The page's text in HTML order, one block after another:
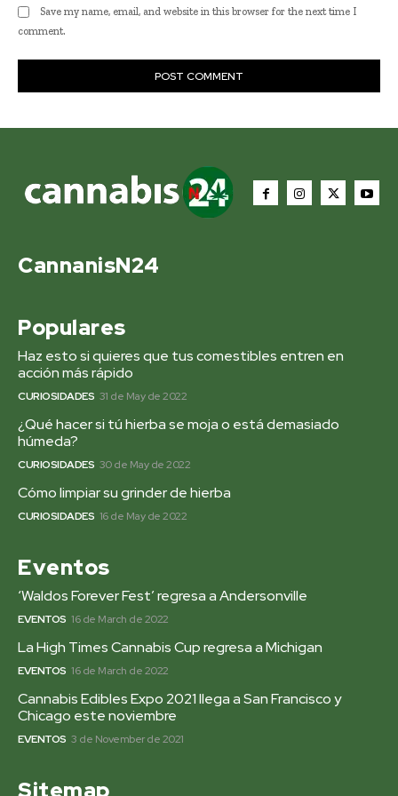
Save my name, email, and website in this browser for the next time I
comment.
CannanisN24
Populares
Haz esto si quieres que tus comestibles entren en
acción más rápido
CURIOSIDADES 31 de May de 2022
¿Qué hacer si tú hierba se moja o está demasiado
húmeda?
CURIOSIDADES 30 de May de 2022
Cómo limpiar su grinder de hierba
CURIOSIDADES 16 de May de 2022
Eventos
‘Waldos Forever Fest’ regresa a Andersonville
EVENTOS 16 de March de 2022
La High Times Cannabis Cup regresa a Michigan
EVENTOS 16 de March de 2022
Cannabis Edibles Expo 2021 llega a San Francisco y
Chicago este noviembre
EVENTOS 3 de November de 2021